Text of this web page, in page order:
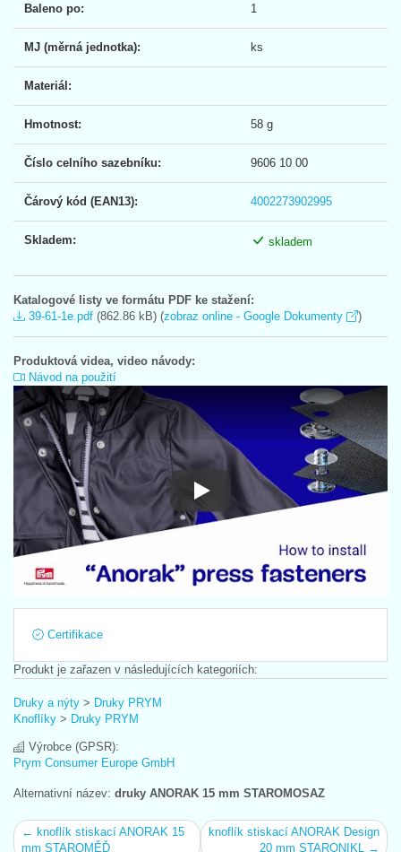
Baleno po: 1
MJ (měrná jednotka): ks
Materiál:
Hmotnost: 58 g
Číslo celního sazebníku: 9606 10 00
Čárový kód (EAN13): 4002273902995
Skladem: skladem
Katalogové listy ve formátu PDF ke stažení:
39-61-1e.pdf (862.86 kB) (zobraz online - Google Dokumenty )
Produktová videa, video návody:
Návod na použití
Návod na použití
Certifikace
Produkt je zařazen v následujících kategoriích:
Druky a nýty > Druky PRYM
Knoflíky > Druky PRYM
Výrobce (GPSR):
Prym Consumer Europe GmbH
Alternativní název: druky ANORAK 15 mm STAROMOSAZ
← knoflík stiskací ANORAK 15
mm STAROMĚĎ
knoflík stiskací ANORAK Design
20 mm STARONIKL →